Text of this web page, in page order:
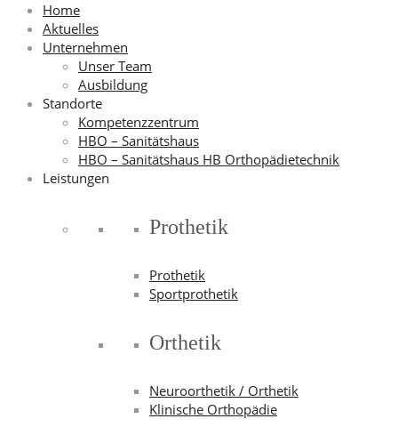
Home
Aktuelles
Unternehmen
Unser Team
Ausbildung
Standorte
Kompetenzzentrum
HBO – Sanitätshaus
HBO – Sanitätshaus HB Orthopädietechnik
Leistungen
Prothetik
Prothetik
Sportprothetik
Orthetik
Neuroorthetik / Orthetik
Klinische Orthopädie